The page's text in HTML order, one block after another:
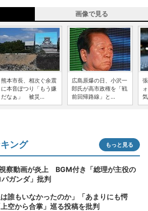
画像で見る
熊本市長、相次ぐ余震
に本音ぽつり「もう嫌
だなぁ」 被災...
広島原爆の日、小沢一
郎氏が高市政権を「戦
前回帰路線」と...
ング もっと見る
察動画が炎上 BGM付き「総理が主役の
ガンダ」批判
誰もいなかったのか」「あまりにも愕
空から合掌」巡る投稿を批判